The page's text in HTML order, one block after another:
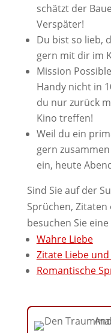
schätzt der
Verspäter!
Du bist so lieb,
gern mit dir im
Mission
Handy nicht in
du nur zurück
Kino treffen!
Weil du ein
gern
ein, heute
Sind Sie auf der
Sprüchen, Zitaten
besuchen Sie
Wahre Liebe
Zitate Liebe
Romantische